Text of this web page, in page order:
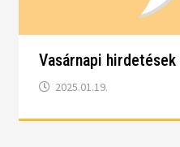
Vasárnapi
2025.01.19.